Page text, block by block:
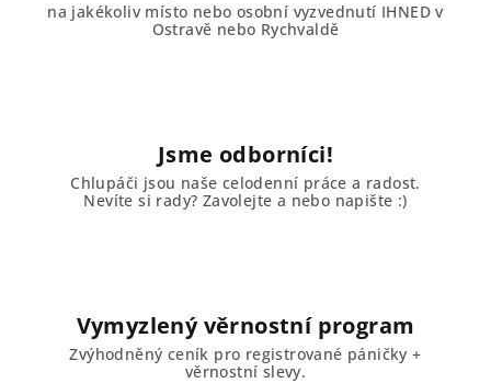
na jakékoliv místo nebo osobní vyzvednutí IHNED v
Ostravě nebo Rychvaldě
Jsme odborníci!
Chlupáči jsou naše celodenní práce a radost.
Nevíte si rady? Zavolejte a nebo napište :)
Vymyzlený věrnostní program
Zvýhodněný ceník pro registrované páničky +
věrnostní slevy.